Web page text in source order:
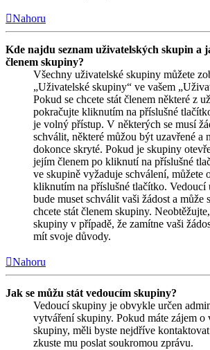
Nahoru
Kde najdu seznam uživatelských skupin a
členem skupiny?
Všechny uživatelské skupiny můžete
„Uživatelské skupiny“ ve vašem
Pokud se chcete stát členem některé z
pokračujte kliknutím na příslušné
je volný přístup. V některých se musí
schválit, některé můžou být uzavřené a
dokonce skryté. Pokud je skupiny
jejím členem po kliknutí na příslušné
ve skupině vyžaduje schválení, můžete
kliknutím na příslušné tlačítko. Vedoucí
bude muset schválit vaši žádost a může
chcete stát členem skupiny.
skupiny v případě, že zamítne vaši
mít svoje důvody.
Nahoru
Jak se můžu stát vedoucím skupiny?
Vedoucí skupiny je obvykle určen
vytváření skupiny. Pokud máte zájem
skupiny, měli byste nejdříve
zkuste mu poslat soukromou zprávu.